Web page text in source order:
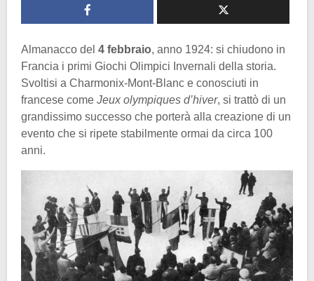
Almanacco del 4 febbraio, anno 1924: si chiudono in
Francia i primi Giochi Olimpici Invernali della storia.
Svoltisi a Charmonix-Mont-Blanc e conosciuti in
francese come Jeux olympiques d’hiver, si trattò di un
grandissimo successo che porterà alla creazione di un
evento che si ripete stabilmente ormai da circa 100
anni.